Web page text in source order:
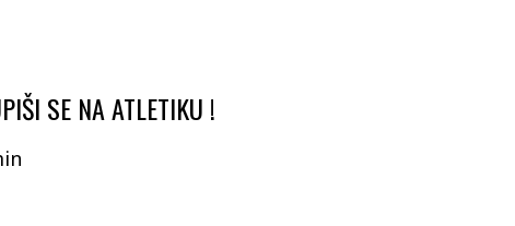
SE NA ATLETIKU !